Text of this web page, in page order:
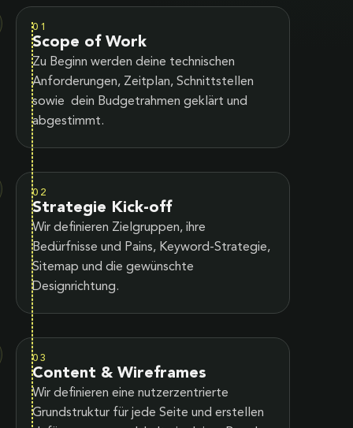
01
Scope of Work
Zu Beginn werden deine technischen
Anforderungen, Zeitplan, Schnittstellen
sowie dein Budgetrahmen geklärt und
abgestimmt.
02
Strategie Kick-off
Wir definieren Zielgruppen, ihre
Bedürfnisse und Pains, Keyword-Strategie,
Sitemap und die gewünschte
Designrichtung.
03
Content & Wireframes
Wir definieren eine nutzerzentrierte
Grundstruktur für jede Seite und erstellen